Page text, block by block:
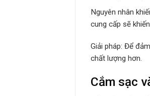
Nguyên nhân
cung cấp sẽ
Giải pháp: Để
chất lượng hơn.
Cắm sạc